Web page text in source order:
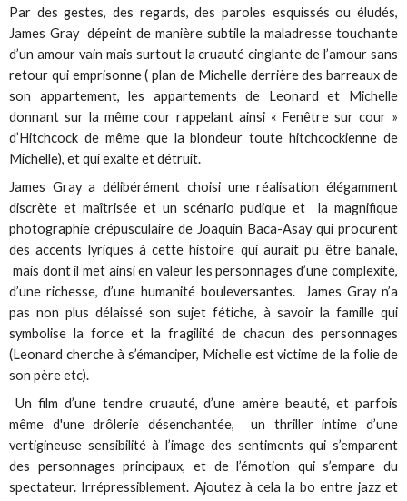
Par des gestes, des regards, des paroles esquissés ou éludés,
James Gray dépeint de manière subtile la maladresse touchante
d’un amour vain mais surtout la cruauté cinglante de l’amour sans
retour qui emprisonne ( plan de Michelle derrière des barreaux de
son appartement, les appartements de Leonard et Michelle
donnant sur la même cour rappelant ainsi « Fenêtre sur cour »
d’Hitchcock de même que la blondeur toute hitchcockienne de
Michelle), et qui exalte et détruit.
James Gray a délibérément choisi une réalisation élégamment
discrète et maîtrisée et un scénario pudique et la magnifique
photographie crépusculaire de Joaquin Baca-Asay qui procurent
des accents lyriques à cette histoire qui aurait pu être banale,
mais dont il met ainsi en valeur les personnages d’une complexité,
d’une richesse, d’une humanité bouleversantes. James Gray n’a
pas non plus délaissé son sujet fétiche, à savoir la famille qui
symbolise la force et la fragilité de chacun des personnages
(Leonard cherche à s’émanciper, Michelle est victime de la folie de
son père etc).
Un film d’une tendre cruauté, d’une amère beauté, et parfois
même d'une drôlerie désenchantée, un thriller intime d’une
vertigineuse sensibilité à l’image des sentiments qui s’emparent
des personnages principaux, et de l’émotion qui s’empare du
spectateur. Irrépressiblement. Ajoutez à cela la bo entre jazz et